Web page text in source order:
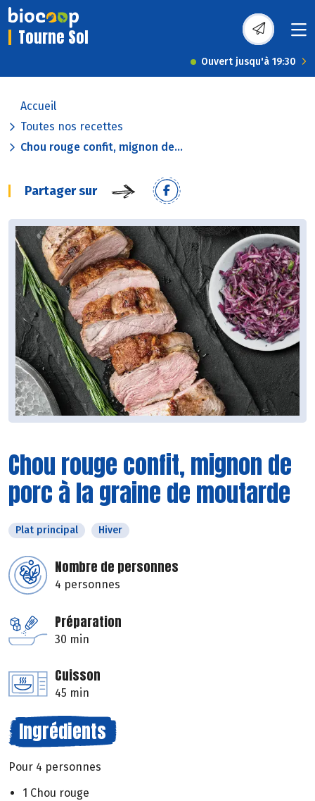
Tourne Sol
Ouvert jusqu'à 19:30
Accueil
Toutes nos recettes
Chou rouge confit, mignon de...
Partager sur
Chou rouge confit, mignon de
porc à la graine de moutarde
Plat principal Hiver
Nombre de personnes
4 personnes
Préparation
30 min
Cuisson
45 min
Ingrédients
Pour 4 personnes
1 Chou rouge